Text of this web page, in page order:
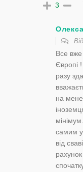
3
Все
Європі
разу
на
самим
від